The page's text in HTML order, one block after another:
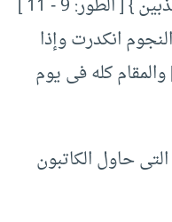
انكدرت وإذا
سيِّرت.‏.‏}‏ [‏التكوير:‏ ‏1 ـ ‏3 ]‏ والمقام كله فى يوم
حاول الكاتبون